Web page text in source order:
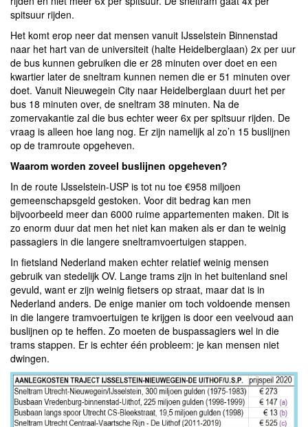
spitsuur rijden.
Het komt erop neer dat mensen vanuit IJsselstein Binnenstad
naar het hart van de universiteit (halte Heidelberglaan) 2x per uur
de bus kunnen gebruiken die er 28 minuten over doet en een
kwartier later de sneltram kunnen nemen die er 51 minuten over
doet. Vanuit Nieuwegein City naar Heidelberglaan duurt het per
bus 18 minuten over, de sneltram 38 minuten. Na de
zomervakantie zal die bus echter weer 6x per spitsuur rijden. De
vraag is alleen hoe lang nog. Er zijn namelijk al zo’n 15 buslijnen
op de tramroute opgeheven.
Waarom worden zoveel buslijnen opgeheven?
In de route IJsselstein-USP is tot nu toe €958 miljoen
gemeenschapsgeld gestoken. Voor dit bedrag kan men
bijvoorbeeld meer dan 6000 ruime appartementen maken. Dit is
zo enorm duur dat men het niet kan maken als er dan te weinig
passagiers in die langere sneltramvoertuigen stappen.
In fietsland Nederland maken echter relatief weinig mensen
gebruik van stedelijk OV. Lange trams zijn in het buitenland snel
gevuld, want er zijn weinig fietsers op straat, maar dat is in
Nederland anders. De enige manier om toch voldoende mensen
in die langere tramvoertuigen te krijgen is door een veelvoud aan
buslijnen op te heffen. Zo moeten de buspassagiers wel in die
trams stappen. Er is echter één probleem: je kan mensen niet
dwingen.